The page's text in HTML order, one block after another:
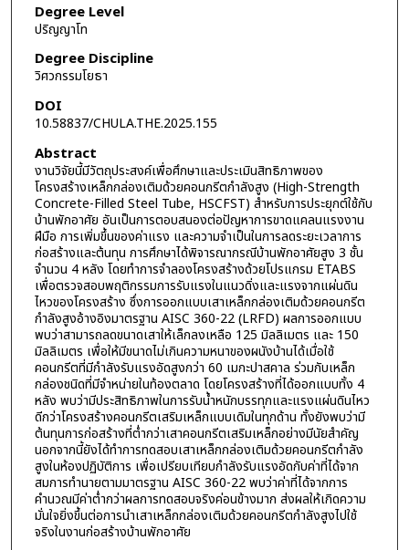
Degree Level
ปริญญาโท
Degree Discipline
วิศวกรรมโยธา
DOI
10.58837/CHULA.THE.2025.155
Abstract
งานวิจัยนี้มีวัตถุประสงค์เพื่อศึกษาและประเมินสิทธิภาพของ
โครงสร้างเหล็กกล่องเติมด้วยคอนกรีตกำลังสูง (High-Strength
Concrete-Filled Steel Tube, HSCFST) สำหรับการประยุกต์ใช้กับ
บ้านพักอาศัย อันเป็นการตอบสนองต่อปัญหาการขาดแคลนแรงงาน
ฝีมือ การเพิ่มขึ้นของค่าแรง และความจำเป็นในการลดระยะเวลาการ
ก่อสร้างและต้นทุน การศึกษาได้พิจารณากรณีบ้านพักอาศัยสูง 3 ชั้น
จำนวน 4 หลัง โดยทำการจำลองโครงสร้างด้วยโปรแกรม ETABS
เพื่อตรวจสอบพฤติกรรมการรับแรงในแนวดิ่งและแรงจากแผ่นดิน
ไหวของโครงสร้าง ซึ่งการออกแบบเสาเหล็กกล่องเติมด้วยคอนกรีต
กำลังสูงอ้างอิงมาตรฐาน AISC 360-22 (LRFD) ผลการออกแบบ
พบว่าสามารถลดขนาดเสาให้เล็กลงเหลือ 125 มิลลิเมตร และ 150
มิลลิเมตร เพื่อให้มีขนาดไม่เกินความหนาของผนังบ้านได้เมื่อใช้
คอนกรีตที่มีกำลังรับแรงอัดสูงกว่า 60 เมกะปาสคาล ร่วมกับเหล็ก
กล่องชนิดที่มีจำหน่ายในท้องตลาด โดยโครงสร้างที่ได้ออกแบบทั้ง 4
หลัง พบว่ามีประสิทธิภาพในการรับน้ำหนักบรรทุกและแรงแผ่นดินไหว
ดีกว่าโครงสร้างคอนกรีตเสริมเหล็กแบบเดิมในทุกด้าน ทั้งยังพบว่ามี
ต้นทุนการก่อสร้างที่ต่ำกว่าเสาคอนกรีตเสริมเหล็กอย่างมีนัยสำคัญ
นอกจากนี้ยังได้ทำการทดสอบเสาเหล็กกล่องเติมด้วยคอนกรีตกำลัง
สูงในห้องปฏิบัติการ เพื่อเปรียบเทียบกำลังรับแรงอัดกับค่าที่ได้จาก
สมการทำนายตามมาตรฐาน AISC 360-22 พบว่าค่าที่ได้จากการ
คำนวณมีค่าต่ำกว่าผลการทดสอบจริงค่อนข้างมาก ส่งผลให้เกิดความ
มั่นใจยิ่งขึ้นต่อการนำเสาเหล็กกล่องเติมด้วยคอนกรีตกำลังสูงไปใช้
จริงในงานก่อสร้างบ้านพักอาศัย